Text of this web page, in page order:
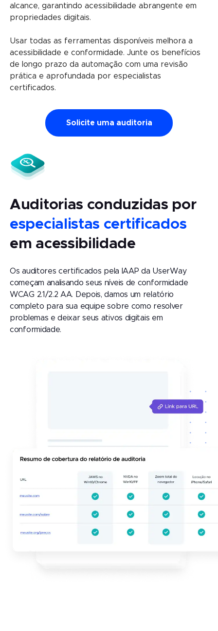
alcance, garantindo acessibilidade abrangente em
propriedades digitais.
Usar todas as ferramentas disponíveis melhora a
acessibilidade e conformidade. Junte os benefícios
de longo prazo da automação com uma revisão
prática e aprofundada por especialistas
certificados.
Solicite uma auditoria
Auditorias conduzidas por
especialistas certificados
em acessibilidade
Os auditores certificados pela IAAP da UserWay
começam analisando seus níveis de conformidade
WCAG 2.1/2.2 AA. Depois, damos um relatório
completo para sua equipe sobre como resolver
problemas e deixar seus ativos digitais em
conformidade.